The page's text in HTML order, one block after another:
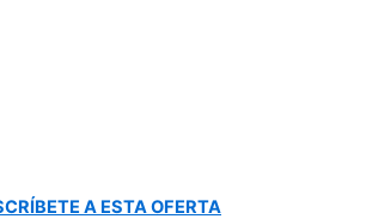
A ESTA OFERTA